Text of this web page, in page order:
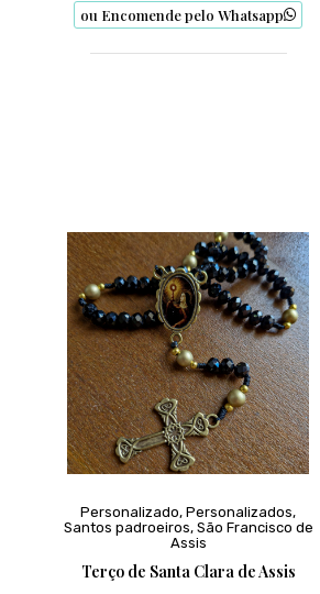
ou Encomende pelo Whatsapp
Personalizado, Personalizados,
Santos padroeiros, São Francisco de
Assis
Terço de Santa Clara de Assis